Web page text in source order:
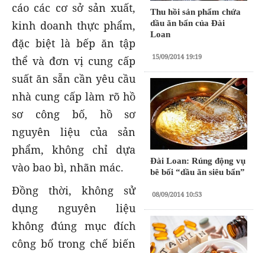
Thu hồi sản phẩm chứa
dầu ăn bẩn của Đài
Loan
15/09/2014 19:19
Đài Loan: Rúng động vụ
bê bối “dầu ăn siêu bẩn”
08/09/2014 10:53
cáo các cơ sở sản xuất,
kinh doanh thực phẩm,
đặc biệt là bếp ăn tập
thể và đơn vị cung cấp
suất ăn sẵn cần yêu cầu
nhà cung cấp làm rõ hồ
sơ công bố, hồ sơ
nguyên liệu của sản
phẩm, không chỉ dựa
vào bao bì, nhãn mác.
Đồng thời, không sử
dụng nguyên liệu
không đúng mục đích
công bố trong chế biến